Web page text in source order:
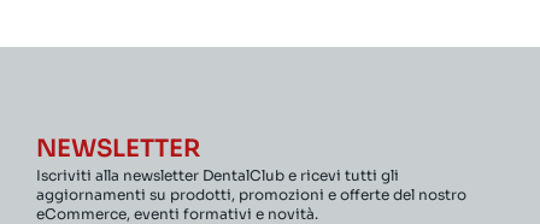
NEWSLETTER
Iscriviti alla newsletter DentalClub e ricevi tutti gli
aggiornamenti su prodotti, promozioni e offerte del nostro
eCommerce, eventi formativi e novità.